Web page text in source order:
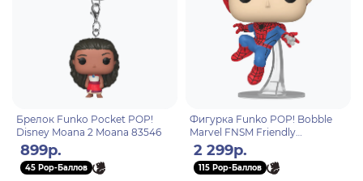
Брелок Funko Pocket POP!
Disney Moana 2 Moana 83546
899р.
45 Pop-Баллов
Фигурка Funko POP! Bobble
Marvel FNSM Friendly
Neighborhood Spider-Man (Exc)
(1530) 87224
2 299р.
115 Pop-Баллов